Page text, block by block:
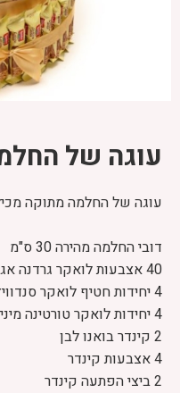
עוגה של
עוגה של החלמה מתוקה
דובי החלמה מהירה 30 ס"מ
40 אצבעות לואקר גרדנה אגוז
4 יחידות חטיף לואקר סנדוויץ' 25 גרם
4 יחידות לואקר טורטינה מיני 9 גרם
2 קינדר בואנו לבן
4 אצבעות קינדר
2 ביצי הפתעה קינדר